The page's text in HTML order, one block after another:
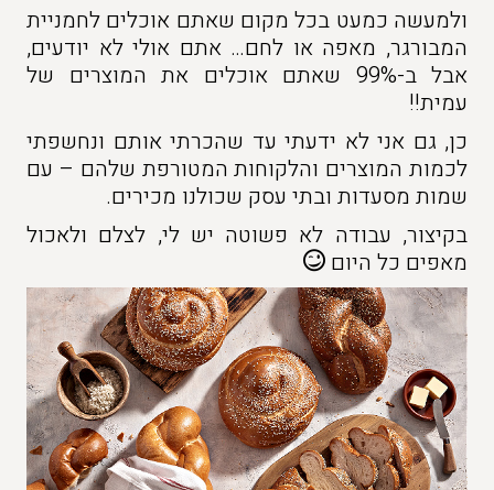
ולמעשה כמעט בכל מקום שאתם אוכלים לחמניית
המבורגר, מאפה או לחם… אתם אולי לא יודעים,
אבל ב-99% שאתם אוכלים את המוצרים של
עמית!!
כן, גם אני לא ידעתי עד שהכרתי אותם ונחשפתי
לכמות המוצרים והלקוחות המטורפת שלהם – עם
שמות מסעדות ובתי עסק שכולנו מכירים.
בקיצור, עבודה לא פשוטה יש לי, לצלם ולאכול
מאפים כל היום